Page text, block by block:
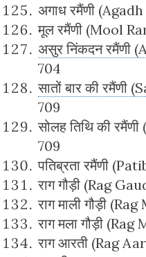
अगाध रमैंणी
मूल रमैंणी (Mool
असुर निंकदन रमैंणी
704
सातों बार की
709
सोलह तिथि की
709
पतिब्रता रमैंणी
राग गौड़ी (Rag
राग माली गौड़ी
राग मला गौड़ी
राग आरती (Rag